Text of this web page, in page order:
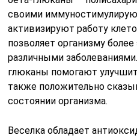
своими
активизируют работу
позволяет организму
различными
глюканы помогают
также положительно
состоянии организма.
Веселка обладает